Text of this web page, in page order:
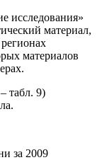
исследования»
материал,
материалов
табл. 9)
за 2009